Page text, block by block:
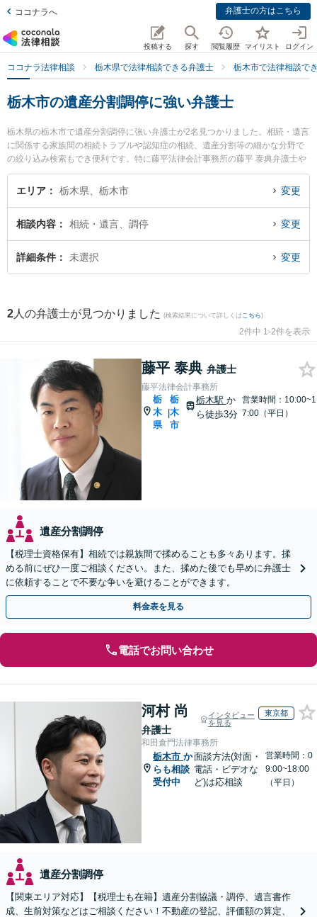
ココナラへ 弁護士の方はこちら
投稿する 探す 閲覧履歴 マイリスト ログイン
ココナラ法律相談 栃木県で法律相談できる弁護士 栃木市で法律相談で
栃木市の遺産分割調停に強い弁護士
栃木県の栃木市で遺産分割調停に強い弁護士が2名見つかりました。相続・遺言
に関係する家族間の相続トラブルや認知症の相続、遺産分割等の細かな分野で
の絞り込み検索もでき便利です。特に藤平法律会計事務所の藤平 泰典弁護士や
栃木フォレスト法律事務所の古山 弘子弁護士のプロフィール情報や弁護士費
用、強みなどが注目されています。『栃木市で土日や夜間に発生した遺産分割
法律相談できる栃木市内の弁護士に相談予約したい』などでお困りの相談者さ
んにおすすめです。
エリア 栃木県、栃木市 変更
相談内容 相続・遺言、調停 変更
詳細条件 未選択 変更
2 人の弁護士が見つかりました (検索結果について詳しくは こちら)
2件中 1-2件を表示
藤平 泰典 弁護士
藤平法律会計事務所
栃
木
県
|
栃
木
市
栃木駅 か
ら徒歩3分
営業時間：10:00~1
7:00（平日）
遺産分割調停
【税理士資格保有】相続では親族間で揉めることも多々あります。揉
める前にぜひ一度ご相談ください。また、揉めた後でも早めに弁護士
に依頼することで不要な争いを避けることができます。
料金表を見る
電話でお問い合わせ
河村 尚
弁護士
インタビュー
を見る
東京都
和田倉門法律事務所
栃木市 か
らも相談
受付中
面談方法(対面・
電話・ビデオな
ど)は応相談
営業時間：0
9:00~18:00
（平日）
遺産分割調停
【関東エリア対応】【税理士も在籍】遺産分割協議・調停、遺言書作
成、生前対策などはご相談ください！不動産の登記、評価額の算定、